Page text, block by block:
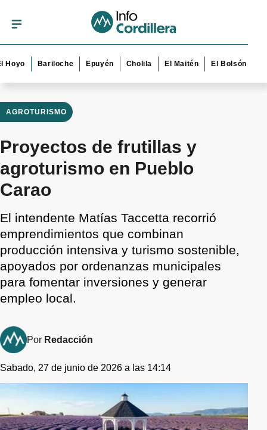
Bariloche Epuyén Cholila El Maitén El Bolsón Esquel
AGROTURISMO
Proyectos de frutillas y
agroturismo en Pueblo
Carao
El intendente Matías Taccetta recorrió
emprendimientos que combinan
producción intensiva y turismo sostenible,
apoyados por ordenanzas municipales
para fomentar inversiones y generar
empleo local.
Por Redacción
Sabado, 27 de junio de 2026 a las 14:14